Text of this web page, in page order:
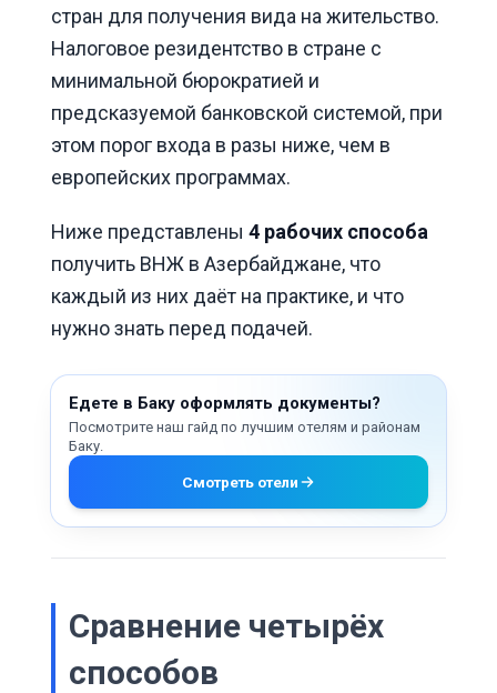
стран для получения вида на жительство.
Налоговое резидентство в стране с
минимальной бюрократией и
предсказуемой банковской системой, при
этом порог входа в разы ниже, чем в
европейских программах.
Ниже представлены 4 рабочих способа
получить ВНЖ в Азербайджане, что
каждый из них даёт на практике, и что
нужно знать перед подачей.
Едете в Баку оформлять документы?
Посмотрите наш гайд по лучшим отелям и районам
Баку.
Смотреть отели
Сравнение четырёх
способов